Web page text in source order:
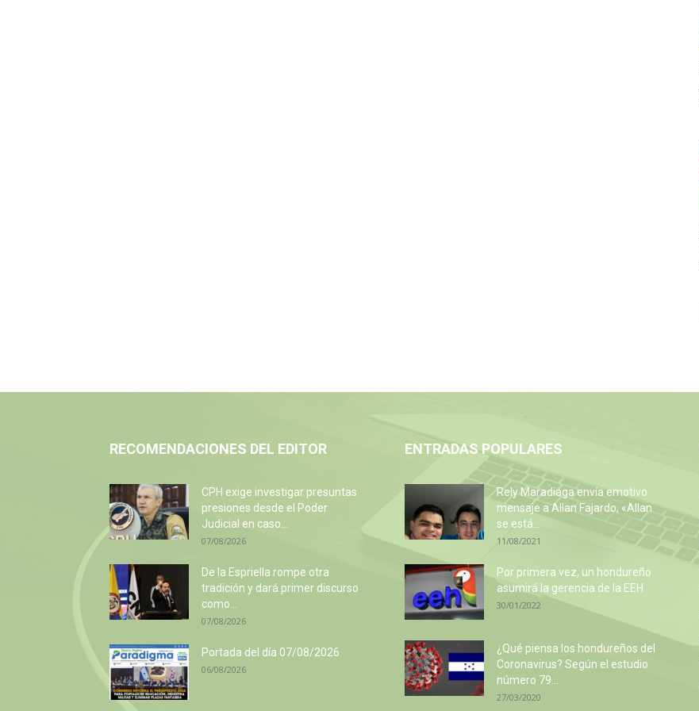
RECOMENDACIONES DEL EDITOR
CPH exige investigar presuntas
presiones desde el Poder
Judicial en caso...
07/08/2026
De la Espriella rompe otra
tradición y dará primer discurso
como...
07/08/2026
Portada del día 07/08/2026
06/08/2026
ENTRADAS POPULARES
Rely Maradiaga envía emotivo
mensaje a Allan Fajardo, «Allan
se está...
11/08/2021
Por primera vez, un hondureño
asumirá la gerencia de la EEH
30/01/2022
¿Qué piensa los hondureños del
Coronavirus? Según el estudio
número 79...
27/03/2020